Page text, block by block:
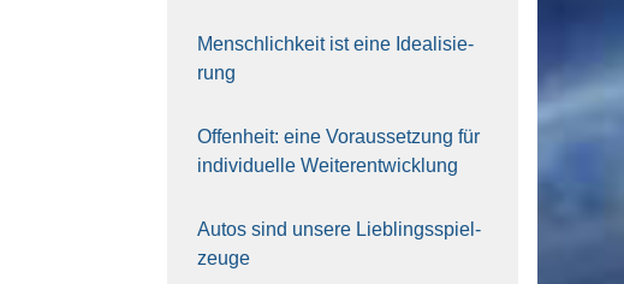
Mensch­lich­keit ist eine Idea­li­sie­
rung
Offen­heit: eine Vor­aus­set­zung für
indi­vi­du­el­le Wei­ter­ent­wick­lung
Autos sind unse­re Lieb­lings­spiel­
zeu­ge